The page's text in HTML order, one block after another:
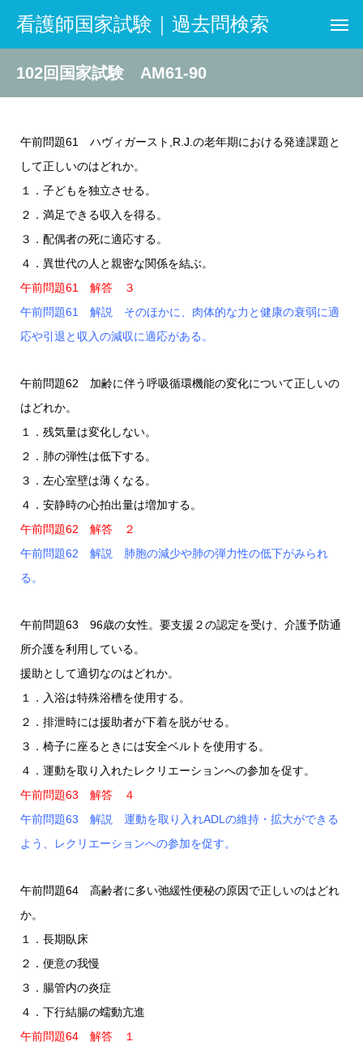
看護師国家試験｜過去問検索
102回国家試験 AM61-90
午前問題61 ハヴィガースト,R.J.の老年期における発達課題と
して正しいのはどれか。
１．子どもを独立させる。
２．満足できる収入を得る。
３．配偶者の死に適応する。
４．異世代の人と親密な関係を結ぶ。
午前問題61 解答 ３
午前問題61 解説 そのほかに、肉体的な力と健康の衰弱に適
応や引退と収入の減収に適応がある。
午前問題62 加齢に伴う呼吸循環機能の変化について正しいの
はどれか。
１．残気量は変化しない。
２．肺の弾性は低下する。
３．左心室壁は薄くなる。
４．安静時の心拍出量は増加する。
午前問題62 解答 ２
午前問題62 解説 肺胞の減少や肺の弾力性の低下がみられ
る。
午前問題63 96歳の女性。要支援２の認定を受け、介護予防通
所介護を利用している。
援助として適切なのはどれか。
１．入浴は特殊浴槽を使用する。
２．排泄時には援助者が下着を脱がせる。
３．椅子に座るときには安全ベルトを使用する。
４．運動を取り入れたレクリエーションへの参加を促す。
午前問題63 解答 ４
午前問題63 解説 運動を取り入れADLの維持・拡大ができる
よう、レクリエーションへの参加を促す。
午前問題64 高齢者に多い弛緩性便秘の原因で正しいのはどれ
か。
１．長期臥床
２．便意の我慢
３．腸管内の炎症
４．下行結腸の蠕動亢進
午前問題64 解答 １